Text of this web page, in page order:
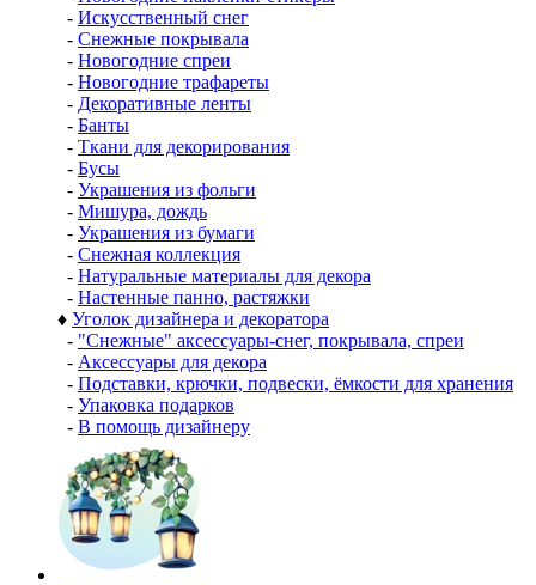
- Искусственный снег
- Снежные покрывала
- Новогодние спреи
- Новогодние трафареты
- Декоративные ленты
- Банты
- Ткани для декорирования
- Бусы
- Украшения из фольги
- Мишура, дождь
- Украшения из бумаги
- Снежная коллекция
- Натуральные материалы для декора
- Настенные панно, растяжки
♦ Уголок дизайнера и декоратора
- "Снежные" аксессуары-снег, покрывала, спреи
- Аксессуары для декора
- Подставки, крючки, подвески, ёмкости для хранения
- Упаковка подарков
- В помощь дизайнеру